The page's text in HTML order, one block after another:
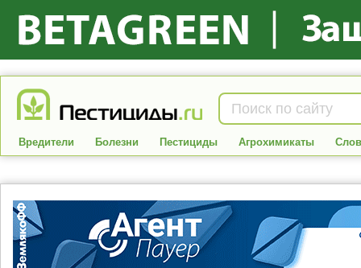
Вредители Болезни Пестициды Агрохимикаты